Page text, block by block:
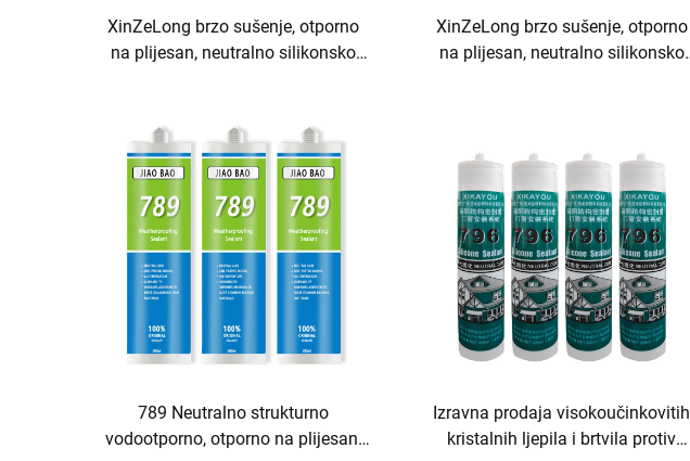
XinZeLong brzo sušenje, otporno
na plijesan, neutralno silikonsko
XinZeLong brzo sušenje, otporno
na plijesan, neutralno silikonsko
789 Neutralno strukturno
vodootporno, otporno na plijesan,
Izravna prodaja visokoučinkovitih
kristalnih ljepila i brtvila protiv